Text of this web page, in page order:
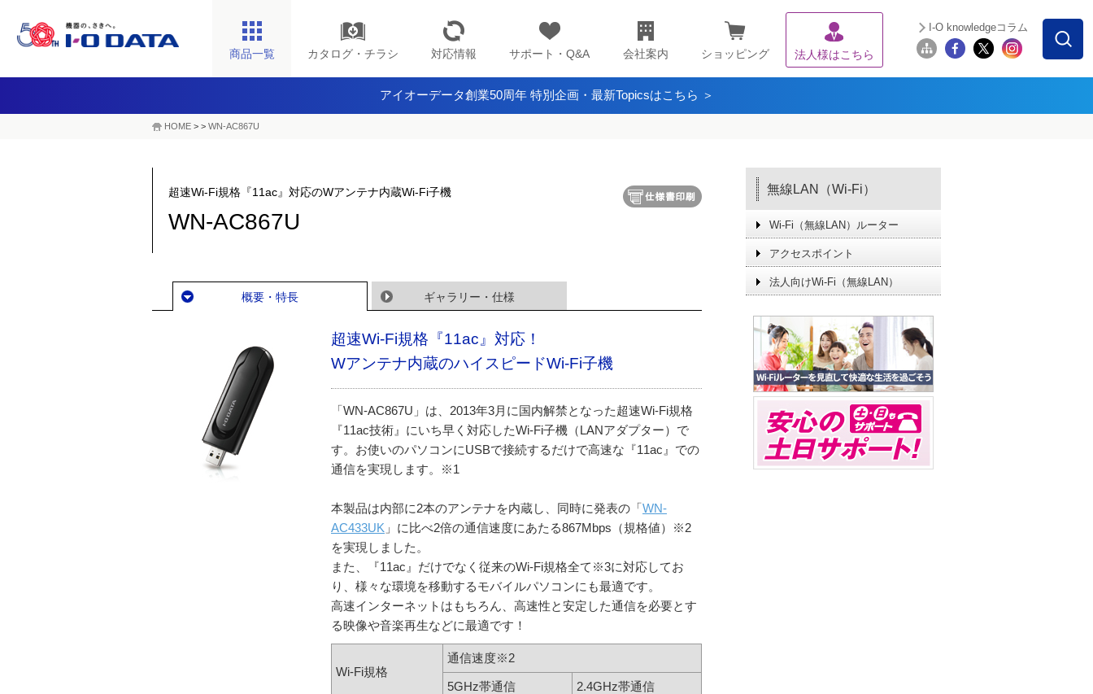
商品一覧 カタログ・チラシ 対応情報 サポート・Q&A 会社案内 ショッピング 法人様はこちら
I-O knowledgeコラム
アイオーデータ創業50周年 特別企画・最新Topicsはこちら ＞
HOME > > WN-AC867U
超速Wi-Fi規格『11ac』対応のWアンテナ内蔵Wi-Fi子機
WN-AC867U
概要・特長 ギャラリー・仕様
超速Wi-Fi規格『11ac』対応！
Wアンテナ内蔵のハイスピードWi-Fi子機
「WN-AC867U」は、2013年3月に国内解禁となった超速Wi-Fi規格
『11ac技術』にいち早く対応したWi-Fi子機（LANアダプター）で
す。お使いのパソコンにUSBで接続するだけで高速な『11ac』での
通信を実現します。※1
本製品は内部に2本のアンテナを内蔵し、同時に発表の「WN-
AC433UK 」に比べ2倍の通信速度にあたる867Mbps（規格値）※2
を実現しました。
また、『11ac』だけでなく従来のWi-Fi規格全て※3に対応してお
り、様々な環境を移動するモバイルパソコンにも最適です。
高速インターネットはもちろん、高速性と安定した通信を必要とす
る映像や音楽再生などに最適です！
Wi-Fi規格
通信速度※2
5GHz帯通信 2.4GHz帯通信
無線LAN（Wi-Fi）
Wi-Fi（無線LAN）ルーター
アクセスポイント
法人向けWi-Fi（無線LAN）